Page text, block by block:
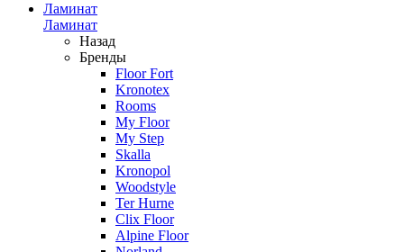
Ламинат
Ламинат
Назад
Бренды
Floor Fort
Kronotex
Rooms
My Floor
My Step
Skalla
Kronopol
Woodstyle
Ter Hurne
Clix Floor
Alpine Floor